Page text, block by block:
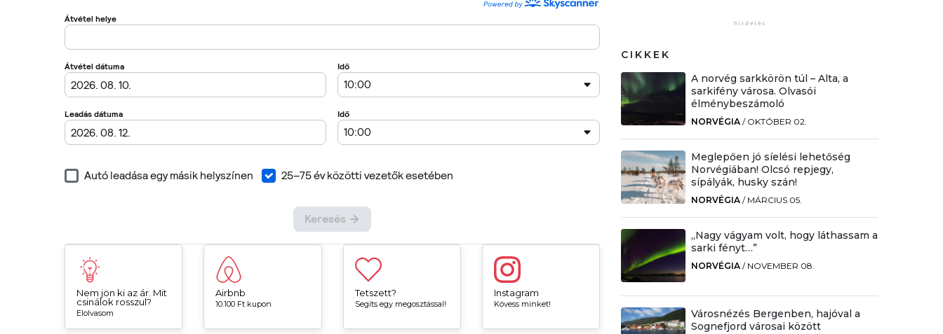
Nem jön ki az ár. Mit
csinálok rosszul?
Elolvasom
Airbnb
10.100 Ft kupon
Tetszett?
Segíts egy megosztással!
Instagram
Kövess minket!
CIKKEK
A norvég sarkkörön túl – Alta, a
sarkifény városa. Olvasói
élménybeszámoló
NORVÉGIA / OKTÓBER 02.
Meglepően jó síelési lehetőség
Norvégiában! Olcsó repjegy,
sípályák, husky szán!
NORVÉGIA / MÁRCIUS 05.
„Nagy vágyam volt, hogy láthassam a
sarki fényt…”
NORVÉGIA / NOVEMBER 08.
Városnézés Bergenben, hajóval a
Sognefjord városai között